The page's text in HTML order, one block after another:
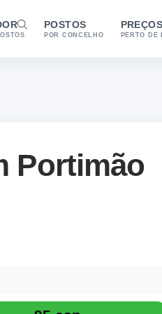
POSTOS
POR CONCELHO PERTO DE
Portimão
Gasóleo,